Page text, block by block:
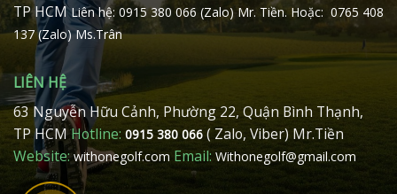
TP HCMLiên hệ: 0915 380 066 (Zalo) Mr. Tiền. Hoặc: 0765 408
137 (Zalo) Ms.Trân
LIÊN HỆ
63 Nguyễn Hữu Cảnh, Phường 22, Quận Bình Thạnh,
TP HCMHotline: 0915 380 066 ( Zalo, Viber) Mr.Tiền
Website:withonegolf.com Email: Withonegolf@gmail.com